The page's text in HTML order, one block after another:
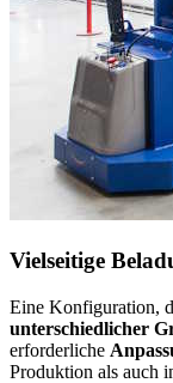
Vielseitige
Eine Konfiguration,
unterschiedlicher
erforderliche
Produktion als auch